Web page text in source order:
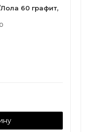
60 графит,